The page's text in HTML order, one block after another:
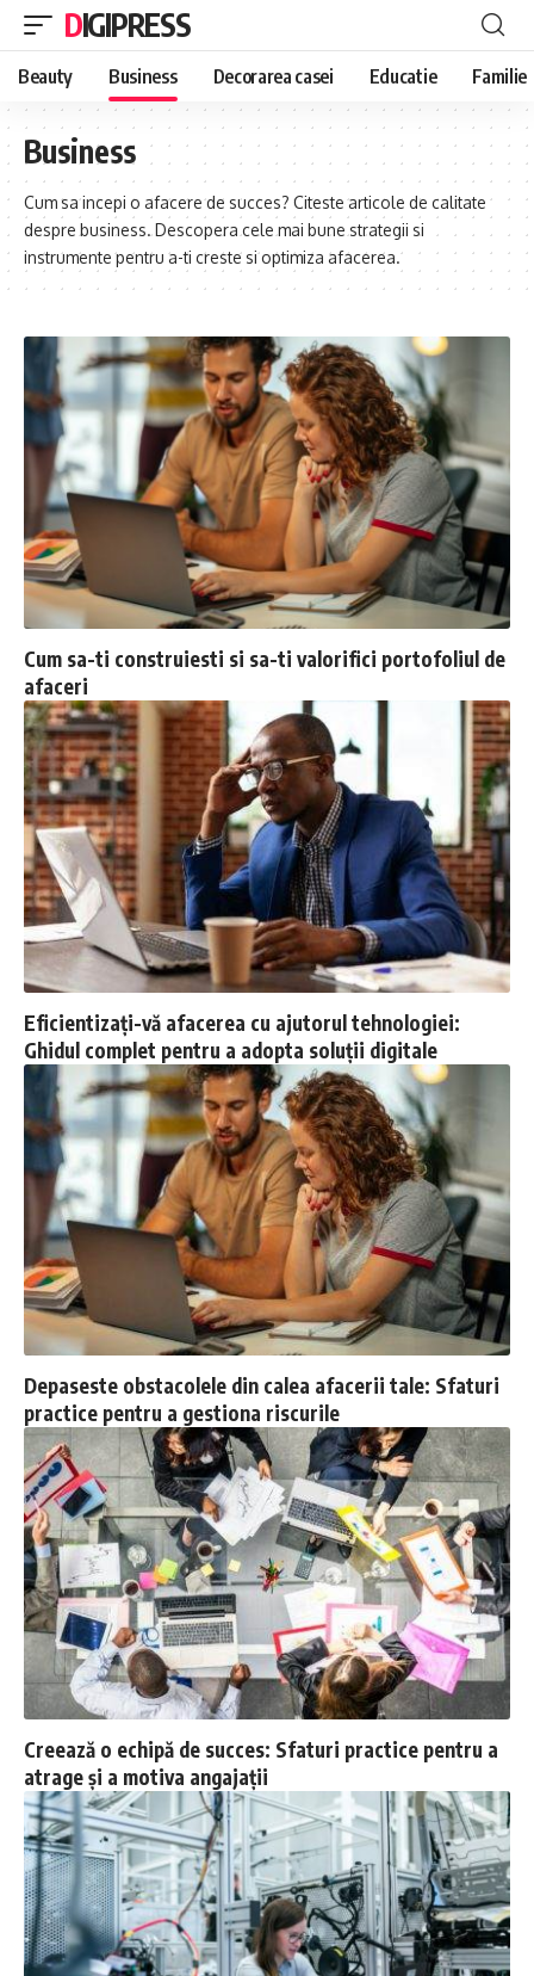
DIGIPRESS
Beauty Business Decorarea casei Educatie Familie
Business
Cum sa incepi o afacere de succes? Citeste articole de calitate
despre business. Descopera cele mai bune strategii si
instrumente pentru a-ti creste si optimiza afacerea.
Cum sa-ti construiesti si sa-ti valorifici portofoliul de
afaceri
Eficientizați-vă afacerea cu ajutorul tehnologiei:
Ghidul complet pentru a adopta soluții digitale
Depaseste obstacolele din calea afacerii tale: Sfaturi
practice pentru a gestiona riscurile
Creează o echipă de succes: Sfaturi practice pentru a
atrage și a motiva angajații